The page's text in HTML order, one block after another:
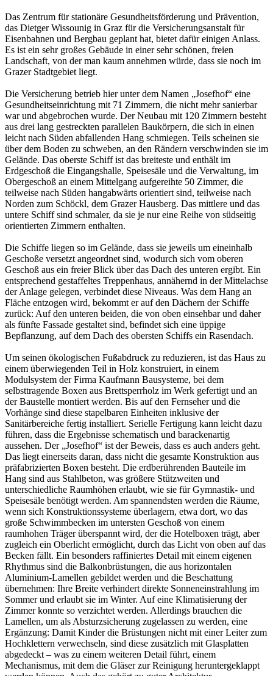
Das Zentrum für stationäre Gesundheitsförderung und Prävention,
das Dietger Wissounig in Graz für die Versicherungsanstalt für
Eisenbahnen und Bergbau geplant hat, bietet dafür einigen Anlass.
Es ist ein sehr großes Gebäude in einer sehr schönen, freien
Landschaft, von der man kaum annehmen würde, dass sie noch im
Grazer Stadtgebiet liegt.
Die Versicherung betrieb hier unter dem Namen „Josefhof“ eine
Gesundheitseinrichtung mit 71 Zimmern, die nicht mehr sanierbar
war und abgebrochen wurde. Der Neubau mit 120 Zimmern besteht
aus drei lang gestreckten parallelen Baukörpern, die sich in einen
leicht nach Süden abfallenden Hang schmiegen. Teils scheinen sie
über dem Boden zu schweben, an den Rändern verschwinden sie im
Gelände. Das oberste Schiff ist das breiteste und enthält im
Erdgeschoß die Eingangshalle, Speisesäle und die Verwaltung, im
Obergeschoß an einem Mittelgang aufgereihte 50 Zimmer, die
teilweise nach Süden hangabwärts orientiert sind, teilweise nach
Norden zum Schöckl, dem Grazer Hausberg. Das mittlere und das
untere Schiff sind schmaler, da sie je nur eine Reihe von südseitig
orientierten Zimmern enthalten.
Die Schiffe liegen so im Gelände, dass sie jeweils um eineinhalb
Geschoße versetzt angeordnet sind, wodurch sich vom oberen
Geschoß aus ein freier Blick über das Dach des unteren ergibt. Ein
entsprechend gestaffeltes Treppenhaus, annähernd in der Mittelachse
der Anlage gelegen, verbindet diese Niveaus. Was dem Hang an
Fläche entzogen wird, bekommt er auf den Dächern der Schiffe
zurück: Auf den unteren beiden, die von oben einsehbar und daher
als fünfte Fassade gestaltet sind, befindet sich eine üppige
Bepflanzung, auf dem Dach des obersten Schiffs ein Rasendach.
Um seinen ökologischen Fußabdruck zu reduzieren, ist das Haus zu
einem überwiegenden Teil in Holz konstruiert, in einem
Modulsystem der Firma Kaufmann Bausysteme, bei dem
selbsttragende Boxen aus Brettsperrholz im Werk gefertigt und an
der Baustelle montiert werden. Bis auf den Fernseher und die
Vorhänge sind diese stapelbaren Einheiten inklusive der
Sanitärbereiche fertig installiert. Serielle Fertigung kann leicht dazu
führen, dass die Ergebnisse schematisch und barackenartig
aussehen. Der „Josefhof“ ist der Beweis, dass es auch anders geht.
Das liegt einerseits daran, dass nicht die gesamte Konstruktion aus
präfabrizierten Boxen besteht. Die erdberührenden Bauteile im
Hang sind aus Stahlbeton, was größere Stützweiten und
unterschiedliche Raumhöhen erlaubt, wie sie für Gymnastik- und
Speisesäle benötigt werden. Am spannendsten werden die Räume,
wenn sich Konstruktionssysteme überlagern, etwa dort, wo das
große Schwimmbecken im untersten Geschoß von einem
raumhohen Träger überspannt wird, der die Hotelboxen trägt, aber
zugleich ein Oberlicht ermöglicht, durch das Licht von oben auf das
Becken fällt. Ein besonders raffiniertes Detail mit einem eigenen
Rhythmus sind die Balkonbrüstungen, die aus horizontalen
Aluminium-Lamellen gebildet werden und die Beschattung
übernehmen: Ihre Breite verhindert direkte Sonneneinstrahlung im
Sommer und erlaubt sie im Winter. Auf eine Klimatisierung der
Zimmer konnte so verzichtet werden. Allerdings brauchen die
Lamellen, um als Absturzsicherung zugelassen zu werden, eine
Ergänzung: Damit Kinder die Brüstungen nicht mit einer Leiter zum
Hochklettern verwechseln, sind diese zusätzlich mit Glasplatten
abgedeckt – was zu einem weiteren Detail führt, einem
Mechanismus, mit dem die Gläser zur Reinigung heruntergeklappt